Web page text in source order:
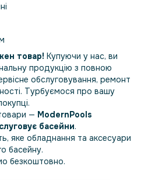
товар! Купуючи у нас, ви
продукцію з повною
обслуговування, ремонт
Турбуємося про вашу
— ModernPools
басейни.
яке обладнання та аксесуари
басейну.
безкоштовно.